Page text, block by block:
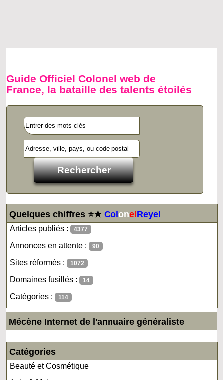
Guide Officiel Colonel web de
France, la bataille des talents étoilés
Quelques chiffres ⭐★ColonelReyel
Articles publiés : 4377
Annonces en attente : 90
Sites réformés : 1072
Domaines fusillés : 14
Catégories : 114
Mécène Internet de l'annuaire généraliste
Catégories
Beauté et Cosmétique